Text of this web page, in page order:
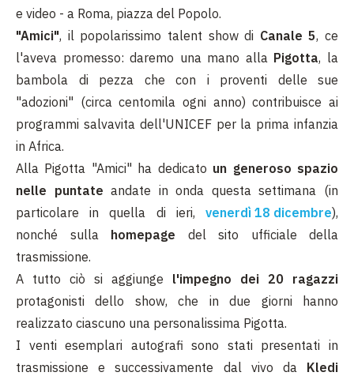
e video - a Roma, piazza del Popolo.
"Amici", il popolarissimo talent show di Canale 5, ce
l'aveva promesso: daremo una mano alla Pigotta, la
bambola di pezza che con i proventi delle sue
"adozioni" (circa centomila ogni anno) contribuisce ai
programmi salvavita dell'UNICEF per la prima infanzia
in Africa.
Alla Pigotta "Amici" ha dedicato un generoso spazio
nelle puntate andate in onda questa settimana (in
particolare in quella di ieri, venerdì 18 dicembre),
nonché sulla homepage del sito ufficiale della
trasmissione.
A tutto ciò si aggiunge l'impegno dei 20 ragazzi
protagonisti dello show, che in due giorni hanno
realizzato ciascuno una personalissima Pigotta.
I venti esemplari autografi sono stati presentati in
trasmissione e successivamente dal vivo da Kledi